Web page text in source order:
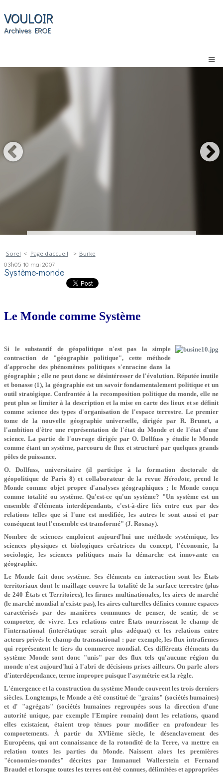
VOULOIR
Archives EROE
Sorel Page d'accueil Burke
03h05 10 mai 2007
Système-monde
Le Monde comme Système
Si le substantif de géopolitique n'est pas la simple
contraction de "géographie politique", cette méthode
d'approche des phénomènes politiques s'enracine dans la
géographie ; elle ne peut donc se désintéresser de l'évolution. Réputée inutile
et bonasse (1), la géographie est un savoir fondamentalement politique et un
outil stratégique. Confrontée à la recomposition politique du monde, elle ne
peut plus se limiter à la description et la mise en carte des lieux et se définit
comme science des types d'organisation de l'espace terrestre. Le premier
tome de la nouvelle géographie universelle, dirigée par R. Brunet, a
l'ambition d'être une représentation de l'état du Monde et de l'état d'une
science. La partie de l'ouvrage dirigée par O. Dollfuss y étudie le Monde
comme étant un système, parcouru de flux et structuré par quelques grands
pôles de puissance.
O. Dollfuss, universitaire (il participe à la formation doctorale de
géopolitique de Paris 8) et collaborateur de la revue Hérodote, prend le
Monde comme objet propre d'analyses géographiques ; le Monde conçu
comme totalité ou système. Qu'est-ce qu'un système? "Un système est un
ensemble d'éléments interdépendants, c'est-à-dire liés entre eux par des
relations telles que si l'une est modifiée, les autres le sont aussi et par
conséquent tout l'ensemble est transformé" (J. Rosnay).
Nombre de sciences emploient aujourd'hui une méthode systémique, les
sciences physiques et biologiques créatrices du concept, l'économie, la
sociologie, les sciences politiques mais la démarche est innovante en
géographie.
Le Monde fait donc système. Ses éléments en interaction sont les États
territoriaux dont le maillage couvre la totalité de la surface terrestre (plus
de 240 États et Territoires), les firmes multinationales, les aires de marché
(le marché mondial n'existe pas), les aires culturelles définies comme espaces
caractérisés par des manières communes de penser, de sentir, de se
comporter, de vivre. Les relations entre États nourrissent le champ de
l'international (interétatique serait plus adéquat) et les relations entre
acteurs privés le champ du transnational : par exemple, les flux intrafirmes
qui représentent le tiers du commerce mondial. Ces différents éléments du
système Monde sont donc "unis" par des flux tels qu'aucune région du
monde n'est aujourd'hui à l'abri de décisions prises ailleurs. On parle alors
d'interdépendance, terme impropre puisque l'asymétrie est la règle.
L'émergence et la construction du système Monde couvrent les trois derniers
siècles. Longtemps, le Monde a été constitué de "grains" (sociétés humaines)
et d' "agrégats" (sociétés humaines regroupées sous la direction d'une
autorité unique, par exemple l'Empire romain) dont les relations, quand
elles existaient, étaient trop ténues pour modifier en profondeur les
comportements. À partir du XVIième siècle, le désenclavement des
Européens, qui ont connaissance de la rotondité de la Terre, va mettre en
relation toutes les parties du Monde. Naissent alors les premières
"économies-mondes" décrites par Immanuel Wallerstein et Fernand
Braudel et lorsque toutes les terres ont été connues, délimitées et appropriées